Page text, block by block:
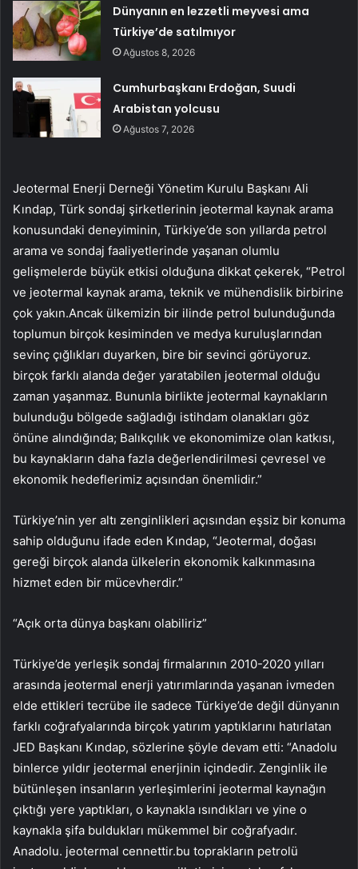
Dünyanın en lezzetli meyvesi ama
Türkiye’de satılmıyor
Ağustos 8, 2026
Cumhurbaşkanı Erdoğan, Suudi
Arabistan yolcusu
Ağustos 7, 2026
Jeotermal Enerji Derneği Yönetim Kurulu Başkanı Ali
Kındap, Türk sondaj şirketlerinin jeotermal kaynak arama
konusundaki deneyiminin, Türkiye’de son yıllarda petrol
arama ve sondaj faaliyetlerinde yaşanan olumlu
gelişmelerde büyük etkisi olduğuna dikkat çekerek, “Petrol
ve jeotermal kaynak arama, teknik ve mühendislik birbirine
çok yakın.Ancak ülkemizin bir ilinde petrol bulunduğunda
toplumun birçok kesiminden ve medya kuruluşlarından
sevinç çığlıkları duyarken, bire bir sevinci görüyoruz.
birçok farklı alanda değer yaratabilen jeotermal olduğu
zaman yaşanmaz. Bununla birlikte jeotermal kaynakların
bulunduğu bölgede sağladığı istihdam olanakları göz
önüne alındığında; Balıkçılık ve ekonomimize olan katkısı,
bu kaynakların daha fazla değerlendirilmesi çevresel ve
ekonomik hedeflerimiz açısından önemlidir.”
Türkiye’nin yer altı zenginlikleri açısından eşsiz bir konuma
sahip olduğunu ifade eden Kındap, “Jeotermal, doğası
gereği birçok alanda ülkelerin ekonomik kalkınmasına
hizmet eden bir mücevherdir.”
“Açık orta dünya başkanı olabiliriz”
Türkiye’de yerleşik sondaj firmalarının 2010-2020 yılları
arasında jeotermal enerji yatırımlarında yaşanan ivmeden
elde ettikleri tecrübe ile sadece Türkiye’de değil dünyanın
farklı coğrafyalarında birçok yatırım yaptıklarını hatırlatan
JED Başkanı Kındap, sözlerine şöyle devam etti: “Anadolu
binlerce yıldır jeotermal enerjinin içindedir. Zenginlik ile
bütünleşen insanların yerleşimlerini jeotermal kaynağın
çıktığı yere yaptıkları, o kaynakla ısındıkları ve yine o
kaynakla şifa buldukları mükemmel bir coğrafyadır.
Anadolu. jeotermal cennettir.bu toprakların petrolü